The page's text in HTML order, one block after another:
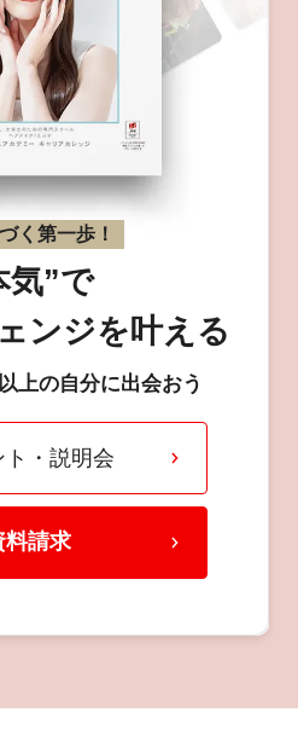
く第一歩！
気”で
ンジを叶える
上の自分に出会おう
ト・説明会
料請求